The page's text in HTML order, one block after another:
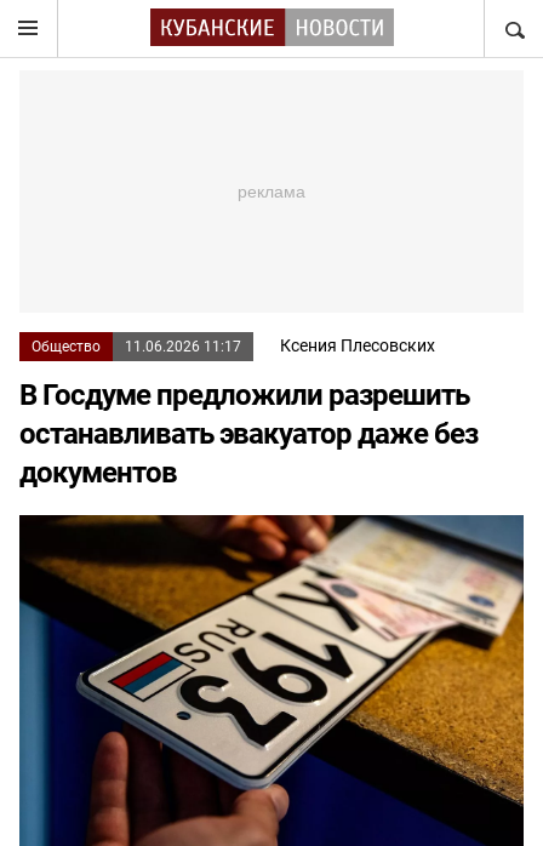
Общество 11.06.2026 11:17 Ксения Плесовских
В Госдуме предложили разрешить
останавливать эвакуатор даже без
документов